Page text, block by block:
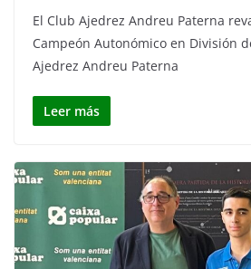
El Club Ajedrez Andreu Paterna
Campeón Autonómico en División
Ajedrez Andreu Paterna
Leer más